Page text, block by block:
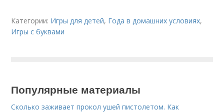
Категории: Игры для детей, Года в домашних условиях,
Игры с буквами
Популярные материалы
Сколько заживает прокол ушей пистолетом. Как